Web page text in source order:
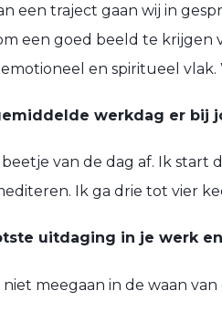
een traject gaan wij in
een goed beeld te krijgen
en spiritueel
werkdag er bij
van de dag af. Ik start
Ik ga drie tot vier
uitdaging in je werk
niet meegaan in de waan